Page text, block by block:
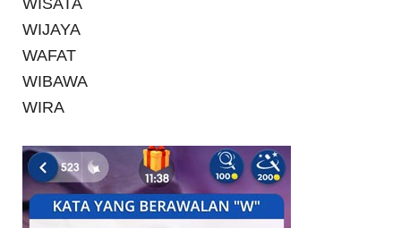
WISATA
WIJAYA
WAFAT
WIBAWA
WIRA